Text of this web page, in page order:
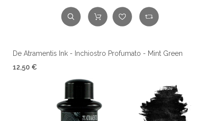
De Atramentis Ink - Inchiostro Profumato - Mint Green
12,50 €